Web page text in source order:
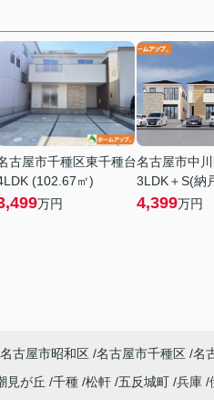
古屋市千種区東千種台
(102.67㎡)
万円
名古屋市中
3LDK＋S(納
4,399万円
名古屋市昭和区 名古屋市千種区 名
見が丘 千種 松軒 五反城町 兵庫